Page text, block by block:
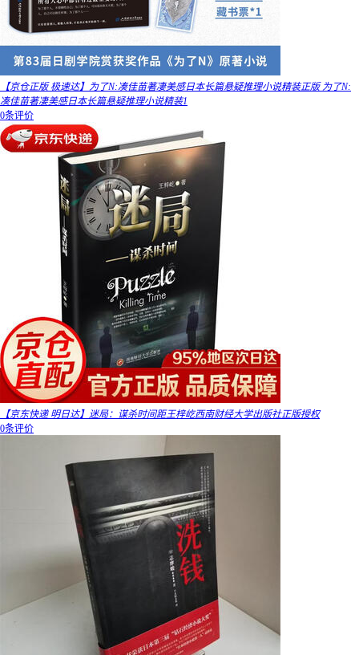
【京仓正版 极速达】为了N:凑佳苗著凄美感日本长篇悬疑推理小说精装正版 为了N:
凑佳苗著凄美感日本长篇悬疑推理小说精装1
0条评价
【京东快递 明日达】迷局：谋杀时间距王梓屹西南财经大学出版社正版授权
0条评价